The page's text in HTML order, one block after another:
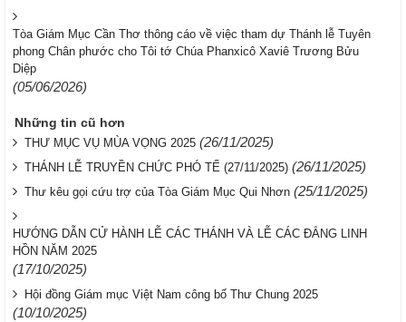
Tòa Giám Mục Cần Thơ thông cáo về việc tham dự Thánh lễ Tuyên
phong Chân phước cho Tôi tớ Chúa Phanxicô Xaviê Trương Bửu
Diệp
(05/06/2026)
Những tin cũ hơn
THƯ MỤC VỤ MÙA VỌNG 2025 (26/11/2025)
THÁNH LỄ TRUYỀN CHỨC PHÓ TẾ (27/11/2025) (26/11/2025)
Thư kêu gọi cứu trợ của Tòa Giám Mục Qui Nhơn (25/11/2025)
HƯỚNG DẪN CỬ HÀNH LỄ CÁC THÁNH VÀ LỄ CÁC ĐẲNG LINH
HỒN NĂM 2025
(17/10/2025)
Hội đồng Giám mục Việt Nam công bố Thư Chung 2025
(10/10/2025)